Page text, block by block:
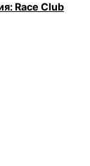
Race Club